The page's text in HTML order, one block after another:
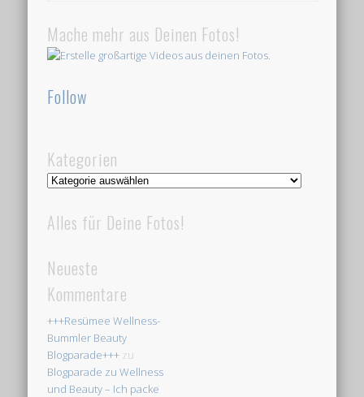
Mache mehr aus Deinen Fotos!
Follow
Kategorien
Kategorien
Alles für Deine Fotos!
Neueste
Kommentare
+++Resümee Wellness-
Bummler Beauty
Blogparade+++ zu
Blogparade zu Wellness
und Beauty – Ich packe